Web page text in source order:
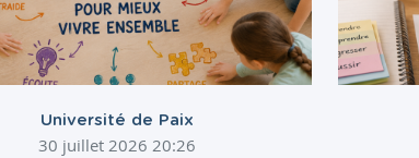
Université de Paix
30 juillet 2026 20:26